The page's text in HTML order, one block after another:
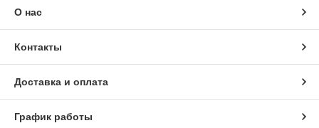
О нас
Контакты
Доставка и оплата
График работы